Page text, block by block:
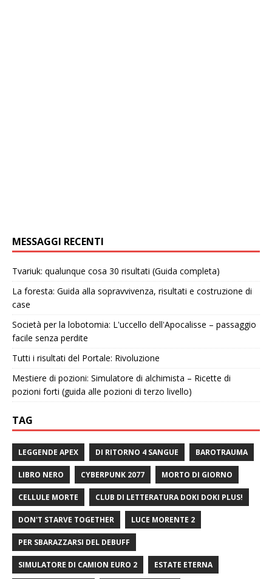
MESSAGGI RECENTI
Tvariuk: qualunque cosa 30 risultati (Guida completa)
La foresta: Guida alla sopravvivenza, risultati e costruzione di
case
Società per la lobotomia: L'uccello dell'Apocalisse – passaggio
facile senza perdite
Tutti i risultati del Portale: Rivoluzione
Mestiere di pozioni: Simulatore di alchimista – Ricette di
pozioni forti (guida alle pozioni di terzo livello)
TAG
LEGGENDE APEX DI RITORNO 4 SANGUE BAROTRAUMA
LIBRO NERO CYBERPUNK 2077 MORTO DI GIORNO
CELLULE MORTE CLUB DI LETTERATURA DOKI DOKI PLUS!
DON'T STARVE TOGETHER LUCE MORENTE 2
PER SBARAZZARSI DEL DEBUFF
SIMULATORE DI CAMION EURO 2 ESTATE ETERNA